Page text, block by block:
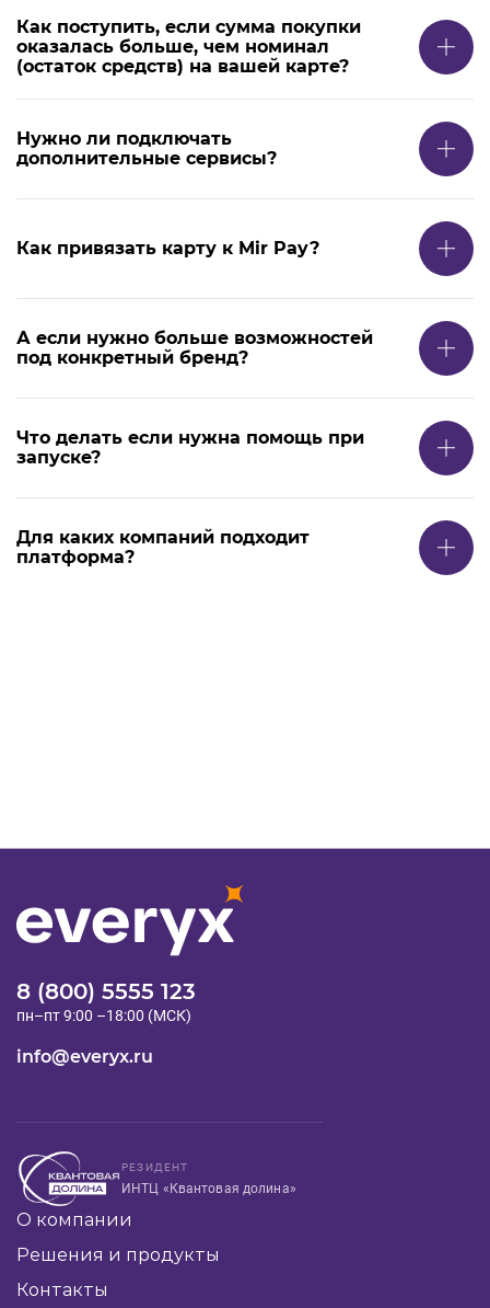
Как поступить, если сумма покупки
оказалась больше, чем номинал
(остаток средств) на вашей карте?
Нужно ли подключать
дополнительные сервисы?
Как привязать карту к Mir Pay?
А если нужно больше возможностей
под конкретный бренд?
Что делать если нужна помощь при
запуске?
Для каких компаний подходит
платформа?
8 (800) 5555 123
пн–пт 9:00 –18:00 (МСК)
info@everyx.ru
РЕЗИДЕНТ
ИНТЦ «Квантовая долина»
О компании
Решения и продукты
Контакты